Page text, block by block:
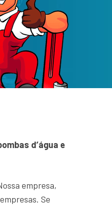
d’água e
empresa,
Se